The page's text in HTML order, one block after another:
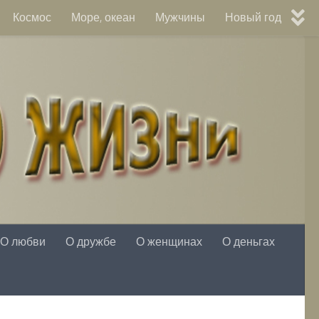
Космос Море, океан Мужчины Новый год
О любви О дружбе О женщинах О деньгах